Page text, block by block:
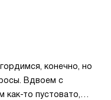
конечно, но
Вдвоем с
как-то пустовато,